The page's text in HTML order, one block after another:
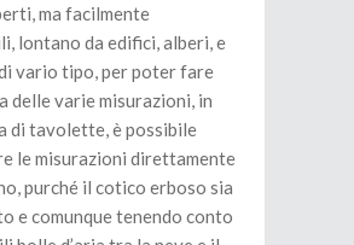
ma facilmente
lontano da edifici, alberi, e
vario tipo, per poter fare
delle varie misurazioni, in
di tavolette, è possibile
le misurazioni direttamente
purché il cotico erboso sia
e comunque tenendo conto